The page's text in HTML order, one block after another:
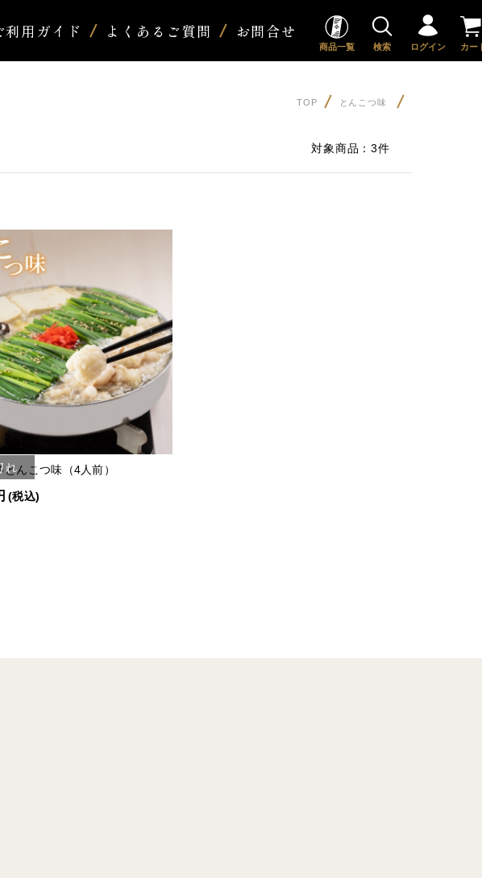
利用ガイド よくあるご質問 お問合せ
商品一覧 検索 ログイン カー
TOP とんこつ味
対象商品：3件
れ
とんこつ味（4人前）
(税込)